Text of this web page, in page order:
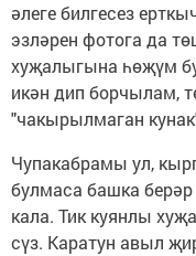
әлеге билгесез
эзләрен фотога да
хуҗалыгына һөҗүм
икән дип борчылам,
"чакырылмаган
Чупакабрамы ул,
булмаса башка
кала. Тик куянлы
сүз. Каратун авыл